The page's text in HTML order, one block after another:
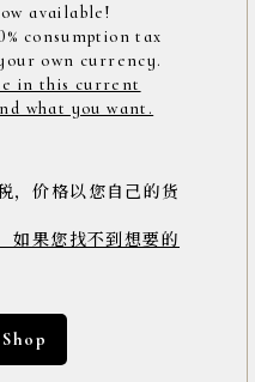
SV/K10 フラットライン ベーシックフープ
ピアス( R)
¥27,500
available!
consumption tax
own currency.
in this current
what you want.
，价格以您自己的货
如果您找不到想要的